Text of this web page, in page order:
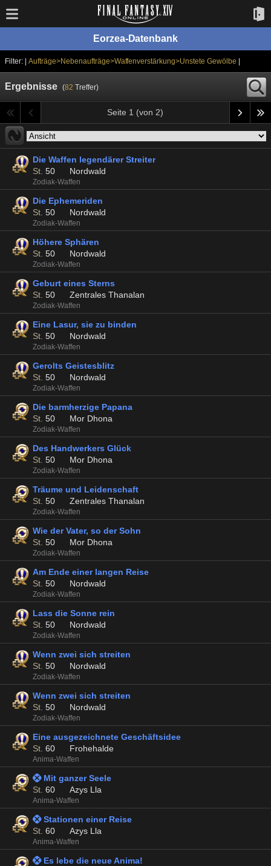
Eorzea-Datenbank
Filter: | Aufträge>Nebenaufträge>Waffenverstärkung>Unstete Gewölbe
Ergebnisse (82 Treffer)
Seite 1 (von 2)
Die Waffen legendärer Streiter
St. 50 Nordwald
Zodiak-Waffen
Die Ephemeriden
St. 50 Nordwald
Zodiak-Waffen
Höhere Sphären
St. 50 Nordwald
Zodiak-Waffen
Geburt eines Sterns
St. 50 Zentrales Thanalan
Zodiak-Waffen
Eine Lasur, sie zu binden
St. 50 Nordwald
Zodiak-Waffen
Gerolts Geistesblitz
St. 50 Nordwald
Zodiak-Waffen
Die barmherzige Papana
St. 50 Mor Dhona
Zodiak-Waffen
Des Handwerkers Glück
St. 50 Mor Dhona
Zodiak-Waffen
Träume und Leidenschaft
St. 50 Zentrales Thanalan
Zodiak-Waffen
Wie der Vater, so der Sohn
St. 50 Mor Dhona
Zodiak-Waffen
Am Ende einer langen Reise
St. 50 Nordwald
Zodiak-Waffen
Lass die Sonne rein
St. 50 Nordwald
Zodiak-Waffen
Wenn zwei sich streiten
St. 50 Nordwald
Zodiak-Waffen
Wenn zwei sich streiten
St. 50 Nordwald
Zodiak-Waffen
Eine ausgezeichnete Geschäftsidee
St. 60 Frohehalde
Anima-Waffen
 Mit ganzer Seele
St. 60 Azys Lla
Anima-Waffen
 Stationen einer Reise
St. 60 Azys Lla
Anima-Waffen
 Es lebe die neue Anima!